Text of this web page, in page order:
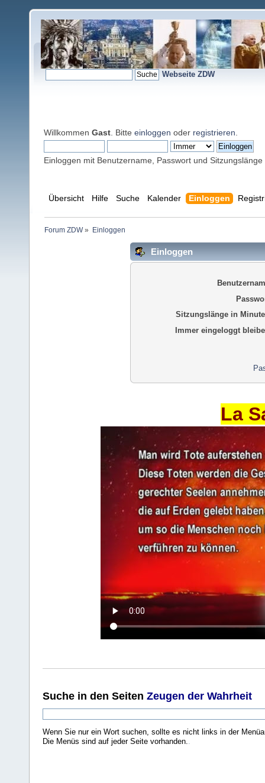
Webseite ZDW
Willkommen Gast . Bitte einloggen oder registrieren
Einloggen mit Benutzername, Passwort und Sitzungslänge
Übersicht Hilfe Suche Kalender Einloggen
Forum ZDW» Einloggen
Einloggen
Sitzungslänge in
Immer eingeloggt
La
Suche in den Seiten Zeugen der Wahrheit
Wenn Sie nur ein Wort suchen, sollte es nicht links in der
Die Menüs sind auf jeder Seite vorhanden.